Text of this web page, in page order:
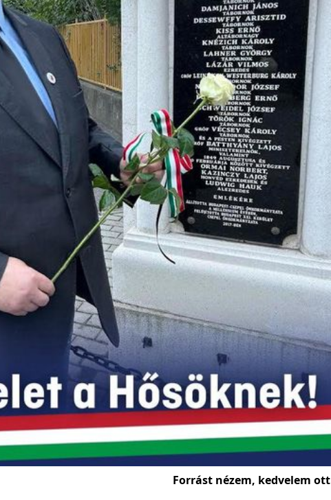
Forrást nézem, kedvelem ott